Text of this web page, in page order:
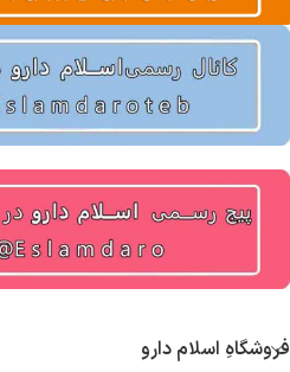
فروشگاهِ اسلام دارو